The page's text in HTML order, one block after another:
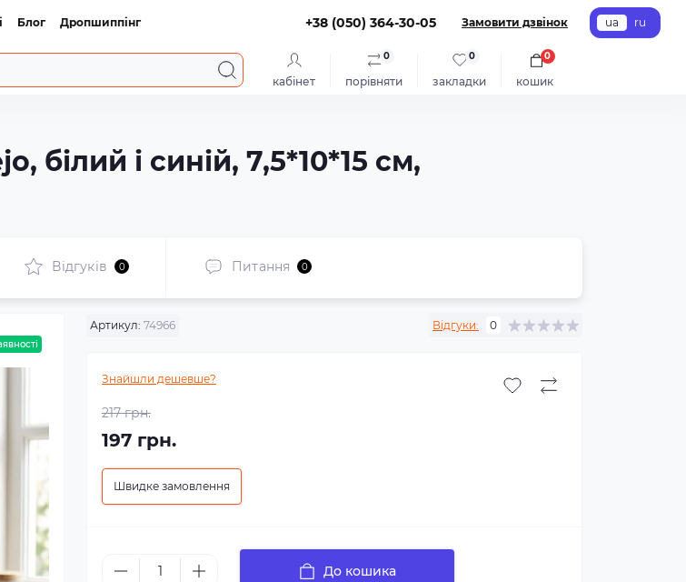
Блог Дропшиппінг +38 (050) 364-30-05 Замовити дзвінок ua ru
кабінет порівняти
0
закладки
0
кошик
0
білий і синій, 7,5*10*15 см,
Відгуків 0 Питання 0
Артикул: 74966 Відгуки: 0
Знайшли дешевше?
217 грн.
197 грн.
Швидке замовлення
До кошика